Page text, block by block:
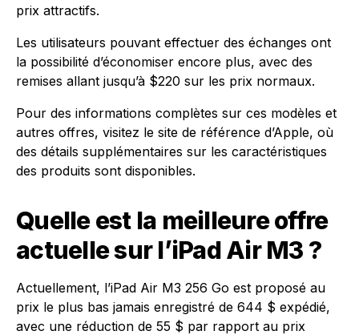
prix attractifs.
Les utilisateurs pouvant effectuer des échanges ont
la possibilité d’économiser encore plus, avec des
remises allant jusqu’à $220 sur les prix normaux.
Pour des informations complètes sur ces modèles et
autres offres, visitez le site de référence d’Apple, où
des détails supplémentaires sur les caractéristiques
des produits sont disponibles.
Quelle est la meilleure offre
actuelle sur l’iPad Air M3 ?
Actuellement, l’iPad Air M3 256 Go est proposé au
prix le plus bas jamais enregistré de 644 $ expédié,
avec une réduction de 55 $ par rapport au prix